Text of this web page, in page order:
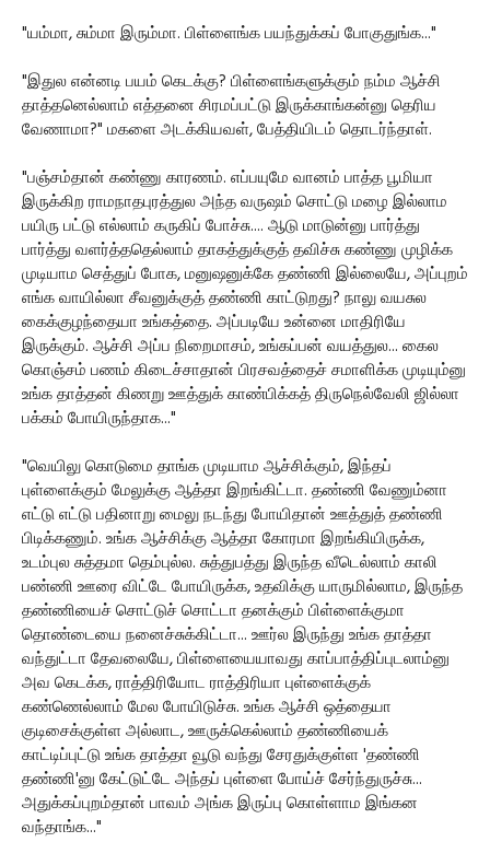
"யம்மா, சும்மா இரும்மா. பிள்ளைங்க பயந்துக்கப் போகுதுங்க..."
"இதுல என்னடி பயம் கெடக்கு? பிள்ளைங்களுக்கும் நம்ம ஆச்சி
தாத்தனெல்லாம் எத்தனை சிரமப்பட்டு இருக்காங்கன்னு தெரிய
வேணாமா?" மகளை அடக்கியவள், பேத்தியிடம் தொடர்ந்தாள்.
"பஞ்சம்தான் கண்ணு காரணம். எப்பயுமே வானம் பாத்த பூமியா
இருக்கிற ராமநாதபுரத்துல அந்த வருஷம் சொட்டு மழை இல்லாம
பயிரு பட்டு எல்லாம் கருகிப் போச்சு.... ஆடு மாடுன்னு பார்த்து
பார்த்து வளர்த்ததெல்லாம் தாகத்துக்குத் தவிச்சு கண்ணு முழிக்க
முடியாம செத்துப் போக, மனுஷனுக்கே தண்ணி இல்லையே, அப்புறம்
எங்க வாயில்லா சீவனுக்குத் தண்ணி காட்டுறது? நாலு வயசுல
கைக்குழந்தையா உங்கத்தை. அப்படியே உன்னை மாதிரியே
இருக்கும். ஆச்சி அப்ப நிறைமாசம், உங்கப்பன் வயத்துல... கைல
கொஞ்சம் பணம் கிடைச்சாதான் பிரசவத்தைச் சமாளிக்க முடியும்னு
உங்க தாத்தன் கிணறு ஊத்துக் காண்பிக்கத் திருநெல்வேலி ஜில்லா
பக்கம் போயிருந்தாக..."
"வெயிலு கொடுமை தாங்க முடியாம ஆச்சிக்கும், இந்தப்
புள்ளைக்கும் மேலுக்கு ஆத்தா இறங்கிட்டா. தண்ணி வேணும்னா
எட்டு எட்டு பதினாறு மைலு நடந்து போயிதான் ஊத்துத் தண்ணி
பிடிக்கணும். உங்க ஆச்சிக்கு ஆத்தா கோரமா இறங்கியிருக்க,
உடம்புல சுத்தமா தெம்புல்ல. சுத்துபத்து இருந்த வீடெல்லாம் காலி
பண்ணி ஊரை விட்டே போயிருக்க, உதவிக்கு யாருமில்லாம, இருந்த
தண்ணியைச் சொட்டுச் சொட்டா தனக்கும் பிள்ளைக்குமா
தொண்டையை நனைச்சுக்கிட்டா... ஊர்ல இருந்து உங்க தாத்தா
வந்துட்டா தேவலையே, பிள்ளையையாவது காப்பாத்திப்புடலாம்னு
அவ கெடக்க, ராத்திரியோட ராத்திரியா புள்ளைக்குக்
கண்ணெல்லாம் மேல போயிடுச்சு. உங்க ஆச்சி ஒத்தையா
குடிசைக்குள்ள அல்லாட, ஊருக்கெல்லாம் தண்ணியைக்
காட்டிப்புட்டு உங்க தாத்தா வூடு வந்து சேரதுக்குள்ள 'தண்ணி
தண்ணி'னு கேட்டுட்டே அந்தப் புள்ளை போய்ச் சேர்ந்துருச்சு...
அதுக்கப்புறம்தான் பாவம் அங்க இருப்பு கொள்ளாம இங்கன
வந்தாங்க..."